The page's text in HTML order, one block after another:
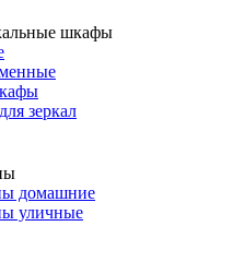
шкафы
зеркал
домашние
уличные